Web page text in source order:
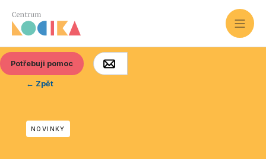
Potřebuji pomoc
← Zpět
NOVINKY